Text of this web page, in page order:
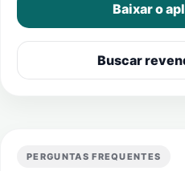
Baixar o
Buscar
PERGUNTAS FREQUENTES